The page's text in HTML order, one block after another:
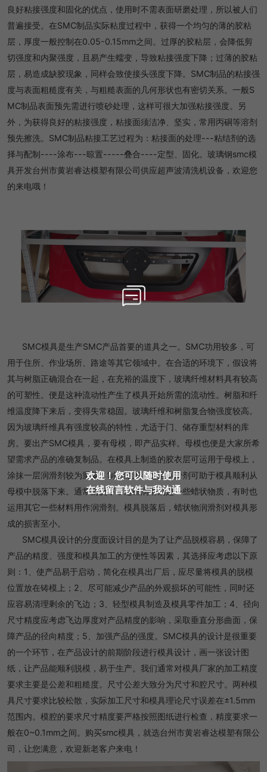
良好粘接强度和固化的优点，使用时不需表面研磨处理，所以被人们
普遍接受。在SMC制品实际粘度过程中，获得一个均匀的薄的胶粘
层，厚度一般控制在0.05-0.15mm之间。过厚的胶粘层，会降低剪
切强度和内聚强度，且易产生蠕变，导致粘接强度下降；过薄的胶粘
层，易造成缺胶现象，同样会致使接头强度下降。SMC制品的粘接强
度与表面粗糙度有关，与粗糙表面的几何形状也有密切关系。一般S
MC制品表面预先需进行喷砂处理，这样可很大加强粘接强度。另
外，为获得良好的粘接强度，粘接面须洁净、坚实，常用丙硐等溶剂
预先擦洗。SMC制品粘接工艺过程为：粘接面的处理---粘结剂的选
择与配制----涂布---晾置-----叠合----定型、固化。玻璃钢smc模
具开发台州市黄岩睿达模塑有限公司供应超声波清洗机设备，欢迎您
的来电哦！
SMC模具是生产SMC产品首要的道具之一。SMC功用较多，可
用于住所、作业场所、路途等其它领域中。在合适的环境下，假设将
其与树脂正确混合在一起，在充裕的温度下，玻璃纤维材料具有较高
的可塑性。便是这种流动性产生了模具开始所需的流动性。树脂和纤
维温度降下来后，变得失常稳固。玻璃纤维和树脂复合物强度较高。
因为玻璃纤维具有强度较高的特性，尤适于门、储存重型材料的库
房。要出产SMC模具，要有母模，即产品实样。母模也便是大家所希
望需求产品的准确复制品。在模具上制造的胶衣层可运用于母模上，
涂抹一层润滑剂较为重要，制造结束，这层润滑剂可助于模具顺利从
母模中脱落下来。通常情况下，这些润滑剂是一些蜡状物质，有时也
运用其它一些材料用作润滑剂。模具脱落后，蜡状物润滑剂对模具形
成的损害至小。
SMC模具设计的分度面设计目的是为了让产品脱模容易，保障了
产品的精度、强度和模具加工的方便性等因素，其选择应考虑以下原
则：1、使产品易于启动，简化在模具出厂后，应尽量将模具的脱模
位置放在铸模上；2、尽可能减少产品的外观损坏的可能性，同时还
应容易清理剩余的飞边；3、轻型模具制造及模具零件加工；4、径向
尺寸精度应考虑飞边厚度对产品精度的影响，采取垂直分形曲面，保
障产品的径向精度；5、加强产品的强度。SMC模具的设计是很重要
的一个环节，在产品设计的前期阶段进行模具设计，画一张设计图
纸，让产品能顺利脱模，易于生产。我们通常对模具厂家的加工精度
要求主要是公差和粗糙度。尺寸公差大致分为尺寸和腔尺寸。两种模
具尺寸要求比较松散，实际加工尺寸和模具理论尺寸误差在±1.5mm
范围内。模腔的要求尺寸精度要严格按照图纸进行检查，精度要求一
般在0~0.1mm之间。购买smc模具，就选台州市黄岩睿达模塑有限公
司，让您满意，欢迎新老客户来电！
欢迎！您可以随时使用
在线留言软件与我沟通